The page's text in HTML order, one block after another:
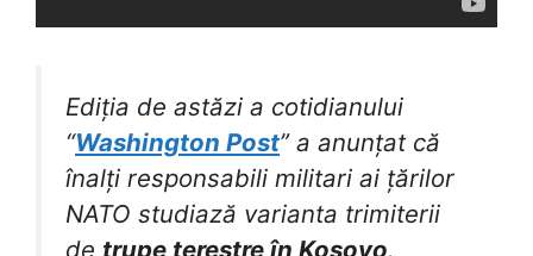
Ediția de astăzi a cotidianului
“Washington Post” a anunțat că
înalți responsabili militari ai țărilor
NATO studiază varianta trimiterii
de trupe terestre în Kosovo.